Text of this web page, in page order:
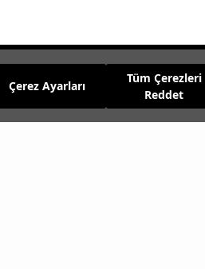
Çerez Ayarları
Tüm Çerezleri
Reddet